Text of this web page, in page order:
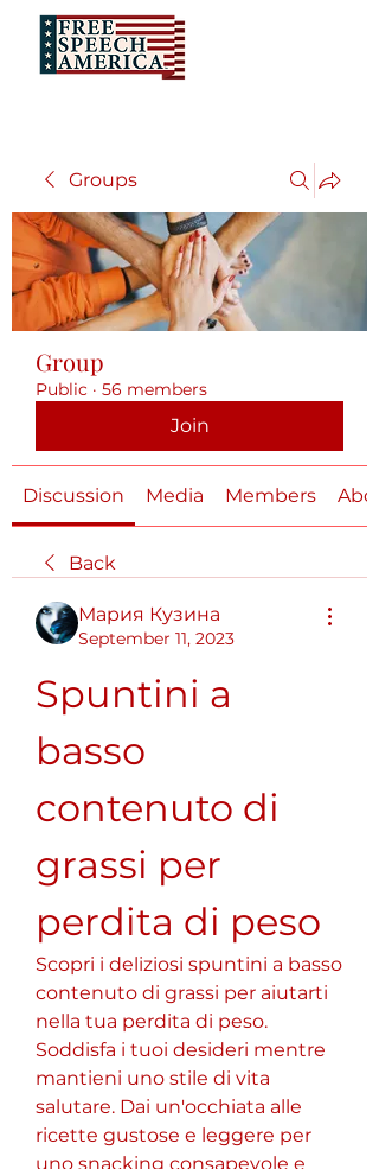
Groups
Group
Public · 56 members
Join
Discussion Media Members
Back
Мария Кузина
September 11, 2023
Spuntini a
basso
contenuto di
grassi per
perdita di peso
Scopri i deliziosi spuntini a basso
contenuto di grassi per aiutarti
nella tua perdita di peso.
Soddisfa i tuoi desideri mentre
mantieni uno stile di vita
salutare. Dai un'occhiata alle
ricette gustose e leggere per
uno snacking consapevole e